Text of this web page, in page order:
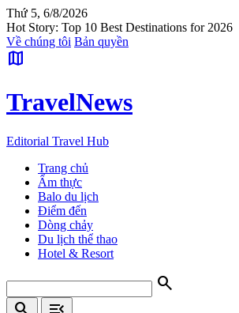
Thứ 5, 6/8/2026
Hot Story: Top 10 Best Destinations for 2026
Về chúng tôi Bản quyền
map
TravelNews
Editorial Travel Hub
Trang chủ
Ẩm thực
Balo du lịch
Điểm đến
Dòng chảy
Du lịch thể thao
Hotel & Resort
search